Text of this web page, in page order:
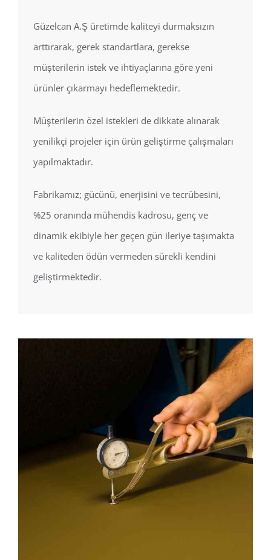
Güzelcan A.Ş üretimde kaliteyi durmaksızın
arttırarak, gerek standartlara, gerekse
müşterilerin istek ve ihtiyaçlarına göre yeni
ürünler çıkarmayı hedeflemektedir.
Müşterilerin özel istekleri de dikkate alınarak
yenilikçi projeler için ürün geliştirme çalışmaları
yapılmaktadır.
Fabrikamız; gücünü, enerjisini ve tecrübesini,
%25 oranında mühendis kadrosu, genç ve
dinamik ekibiyle her geçen gün ileriye taşımakta
ve kaliteden ödün vermeden sürekli kendini
geliştirmektedir.